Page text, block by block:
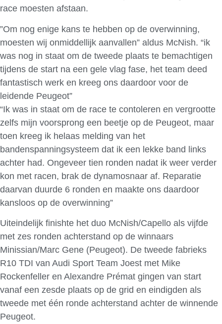
race moesten afstaan.
”Om nog enige kans te hebben op de overwinning,
moesten wij onmiddellijk aanvallen” aldus McNish. “ik
was nog in staat om de tweede plaats te bemachtigen
tijdens de start na een gele vlag fase, het team deed
fantastisch werk en kreeg ons daardoor voor de
leidende Peugeot”
“Ik was in staat om de race te contoleren en vergrootte
zelfs mijn voorsprong een beetje op de Peugeot, maar
toen kreeg ik helaas melding van het
bandenspanningsysteem dat ik een lekke band links
achter had. Ongeveer tien ronden nadat ik weer verder
kon met racen, brak de dynamosnaar af. Reparatie
daarvan duurde 6 ronden en maakte ons daardoor
kansloos op de overwinning”
Uiteindelijk finishte het duo McNish/Capello als vijfde
met zes ronden achterstand op de winnaars
Minissian/Marc Gene (Peugeot). De tweede fabrieks
R10 TDI van Audi Sport Team Joest met Mike
Rockenfeller en Alexandre Prémat gingen van start
vanaf een zesde plaats op de grid en eindigden als
tweede met één ronde achterstand achter de winnende
Peugeot.